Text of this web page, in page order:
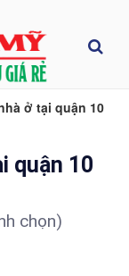
ở tại quận 10
quận 10
chọn)